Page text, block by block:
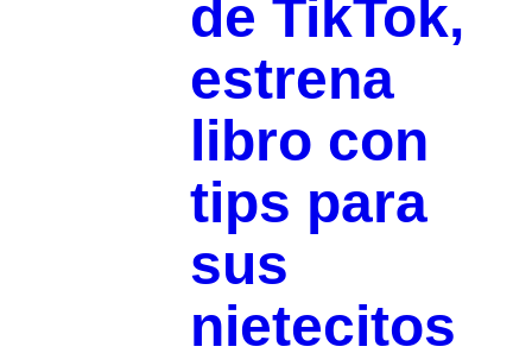
de TikTok,
estrena
libro con
tips para
sus
nietecitos